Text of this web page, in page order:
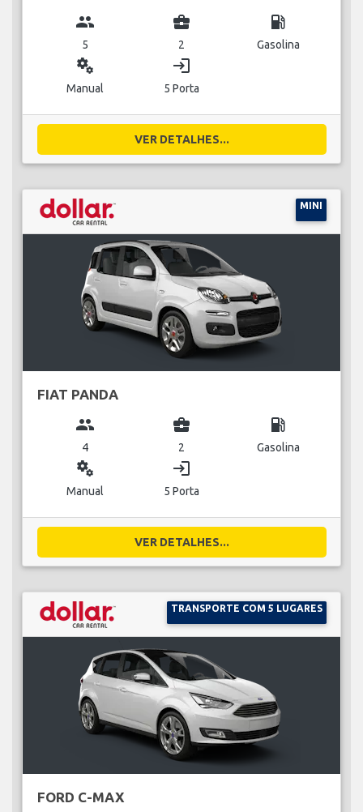
group
5
business_center
2
local_gas_station
Gasolina
miscellaneous_services
Manual
login
5 Porta
VER DETALHES...
MINI
FIAT PANDA
group
4
business_center
2
local_gas_station
Gasolina
miscellaneous_services
Manual
login
5 Porta
VER DETALHES...
TRANSPORTE COM 5 LUGARES
FORD C-MAX